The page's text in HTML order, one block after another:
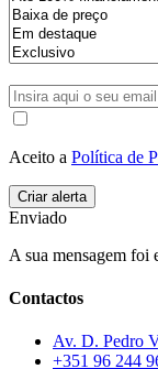
Aceito a Política de
Enviado
A sua mensagem foi
Contactos
Av. D. Pedro
+351 96 244